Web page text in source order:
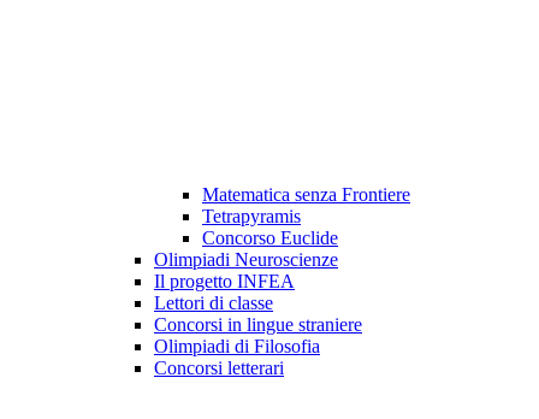
Matematica senza Frontiere
Tetrapyramis
Concorso Euclide
Olimpiadi Neuroscienze
Il progetto INFEA
Lettori di classe
Concorsi in lingue straniere
Olimpiadi di Filosofia
Concorsi letterari